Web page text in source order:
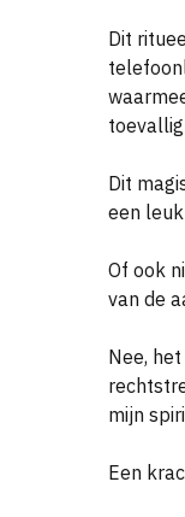
Dit
Dit
een
Of ook
van de
Nee,
mijn
Een